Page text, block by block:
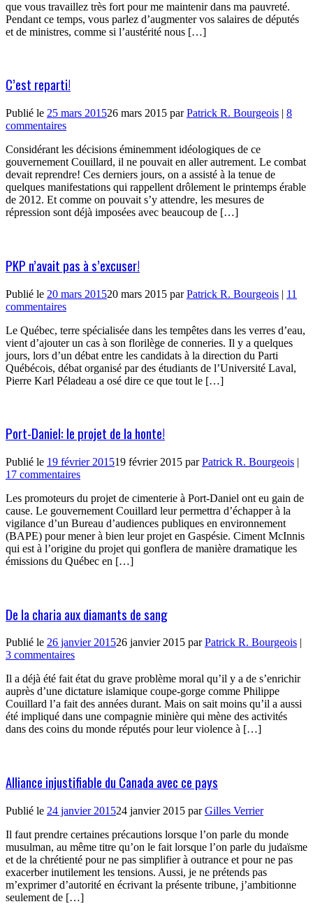
que vous travaillez très fort pour me maintenir dans ma pauvreté.
Pendant ce temps, vous parlez d’augmenter vos salaires de députés
et de ministres, comme si l’austérité nous […]
C’est reparti!
Publié le 25 mars 201526 mars 2015 parPatrick R. Bourgeois | 8
commentaires
Considérant les décisions éminemment idéologiques de ce
gouvernement Couillard, il ne pouvait en aller autrement. Le combat
devait reprendre! Ces derniers jours, on a assisté à la tenue de
quelques manifestations qui rappellent drôlement le printemps érable
de 2012. Et comme on pouvait s’y attendre, les mesures de
répression sont déjà imposées avec beaucoup de […]
PKP n’avait pas à s’excuser!
Publié le 20 mars 201520 mars 2015 parPatrick R. Bourgeois | 11
commentaires
Le Québec, terre spécialisée dans les tempêtes dans les verres d’eau,
vient d’ajouter un cas à son florilège de conneries. Il y a quelques
jours, lors d’un débat entre les candidats à la direction du Parti
Québécois, débat organisé par des étudiants de l’Université Laval,
Pierre Karl Péladeau a osé dire ce que tout le […]
Port-Daniel: le projet de la honte!
Publié le 19 février 201519 février 2015 parPatrick R. Bourgeois |
17 commentaires
Les promoteurs du projet de cimenterie à Port-Daniel ont eu gain de
cause. Le gouvernement Couillard leur permettra d’échapper à la
vigilance d’un Bureau d’audiences publiques en environnement
(BAPE) pour mener à bien leur projet en Gaspésie. Ciment McInnis
qui est à l’origine du projet qui gonflera de manière dramatique les
émissions du Québec en […]
De la charia aux diamants de sang
Publié le 26 janvier 201526 janvier 2015 parPatrick R. Bourgeois |
3 commentaires
Il a déjà été fait état du grave problème moral qu’il y a de s’enrichir
auprès d’une dictature islamique coupe-gorge comme Philippe
Couillard l’a fait des années durant. Mais on sait moins qu’il a aussi
été impliqué dans une compagnie minière qui mène des activités
dans des coins du monde réputés pour leur violence à […]
Alliance injustifiable du Canada avec ce pays
Publié le 24 janvier 201524 janvier 2015 parGilles Verrier
Il faut prendre certaines précautions lorsque l’on parle du monde
musulman, au même titre qu’on le fait lorsque l’on parle du judaïsme
et de la chrétienté pour ne pas simplifier à outrance et pour ne pas
exacerber inutilement les tensions. Aussi, je ne prétends pas
m’exprimer d’autorité en écrivant la présente tribune, j’ambitionne
seulement de […]